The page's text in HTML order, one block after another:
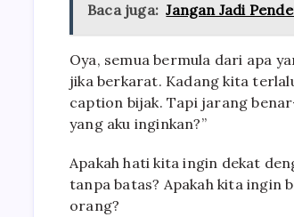
Baca juga: Jangan Jadi
Oya, semua bermula dari apa
jika berkarat. Kadang kita
caption bijak. Tapi jarang
yang aku inginkan?”
Apakah hati kita ingin dekat
tanpa batas? Apakah kita ingin
orang?